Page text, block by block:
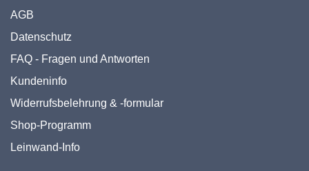
AGB
Datenschutz
FAQ - Fragen und Antworten
Kundeninfo
Widerrufsbelehrung & -formular
Shop-Programm
Leinwand-Info